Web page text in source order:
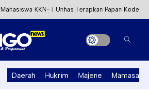
Mahasiswa KKN-T Unhas Terapkan Papan Kode
Etik Wisata di Pantai Lawere Desa Lotang Salo
Satu DPO Pengeroyokan SPBU Tapalang
Ditangkap, Satu Lagi Kabur ke Kalimantan
Daerah Hukrim Majene Mamasa